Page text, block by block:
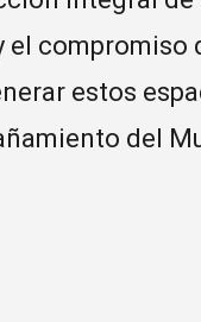
el compromiso
estos
del